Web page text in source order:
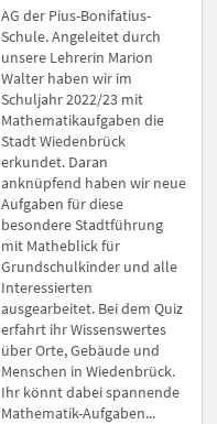
AG der Pius-Bonifatius-
Schule. Angeleitet durch
unsere Lehrerin Marion
Walter haben wir im
Schuljahr 2022/23 mit
Mathematikaufgaben die
Stadt Wiedenbrück
erkundet. Daran
anknüpfend haben wir neue
Aufgaben für diese
besondere Stadtführung
mit Matheblick für
Grundschulkinder und alle
Interessierten
ausgearbeitet. Bei dem Quiz
erfahrt ihr Wissenswertes
über Orte, Gebäude und
Menschen in Wiedenbrück.
Ihr könnt dabei spannende
Mathematik-Aufgaben...